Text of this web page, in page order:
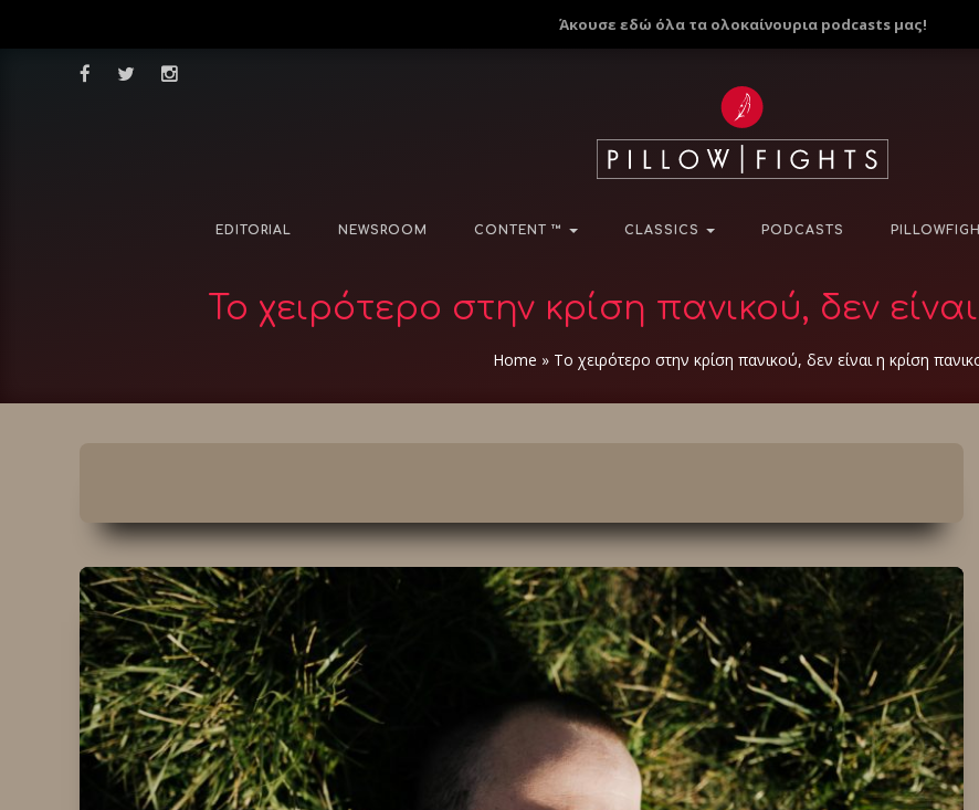
Άκουσε εδώ όλα τα ολοκαίνουρια podcasts μας!
EDITORIAL NEWSROOM CONTENT ™ CLASSICS PODCASTS
Το χειρότερο στην κρίση πανικού, δεν
Home » Το χειρότερο στην κρίση πανικού, δεν είναι η κρίση